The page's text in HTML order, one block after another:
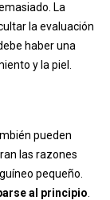
La
la evaluación
haber una
y la piel.
pueden
las razones
pequeño.
al principio